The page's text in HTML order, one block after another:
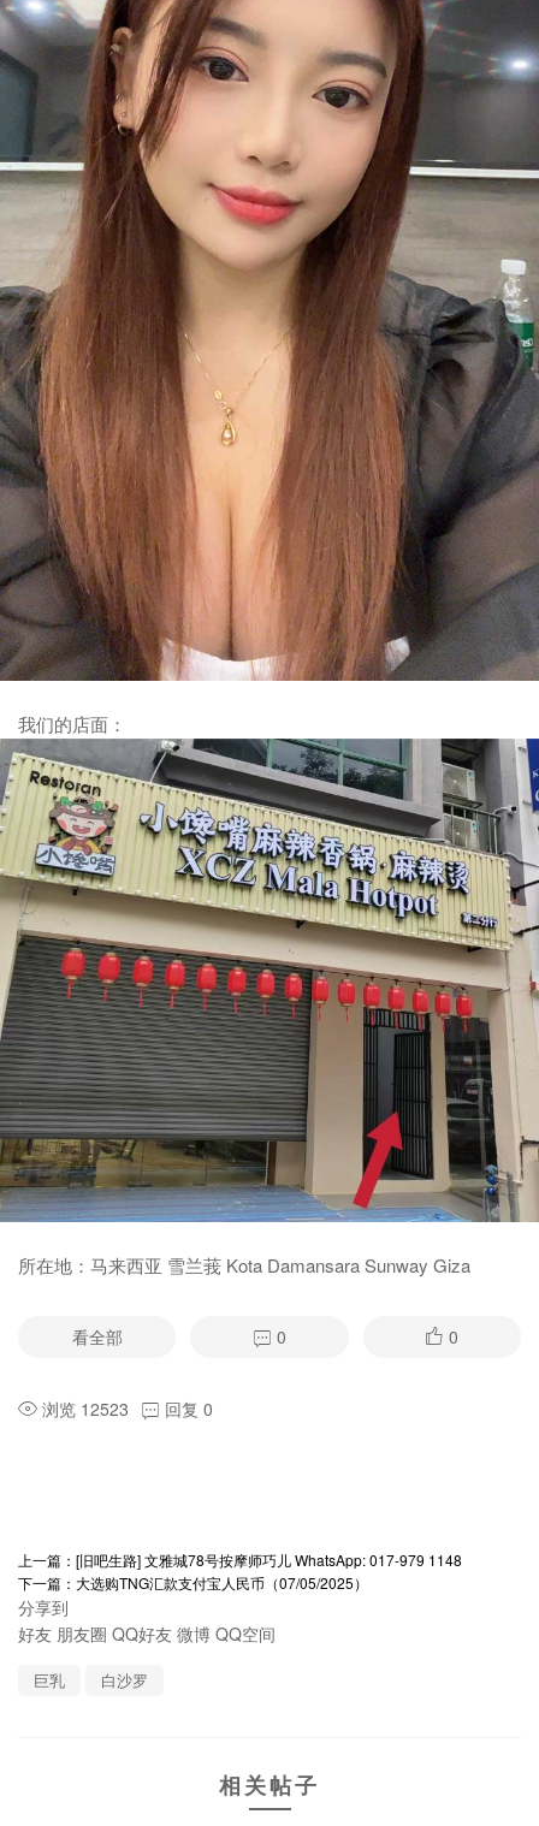
我们的店面：
所在地： 马来西亚 雪兰莪 Kota Damansara Sunway Giza
看全部 0 0
浏览 12523 回复 0
上一篇： [旧吧生路] 文雅城78号按摩师巧儿 WhatsApp: 017-979 1148
下一篇： 大选购TNG汇款支付宝人民币（07/05/2025）
分享到
好友 朋友圈 QQ好友 微博 QQ空间
巨乳 白沙罗
相关帖子